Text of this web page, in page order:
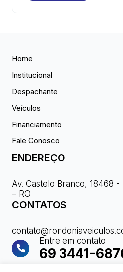
Home
Institucional
Despachante
Veículos
Financiamento
Fale Conosco
ENDEREÇO
Av. Castelo Branco, 18468
– RO
CONTATOS
Entre em contato
69 3441-